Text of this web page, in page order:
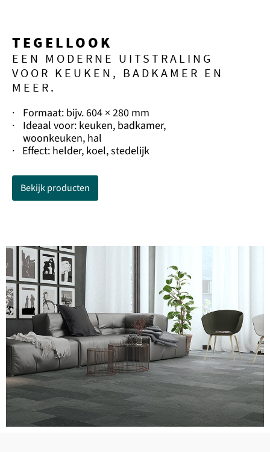
TEGELLOOK
EEN MODERNE UITSTRALING
VOOR KEUKEN, BADKAMER EN
MEER.
· Formaat: bijv. 604 × 280 mm
· Ideaal voor: keuken, badkamer,
woonkeuken, hal
· Effect: helder, koel, stedelijk
Bekijk producten